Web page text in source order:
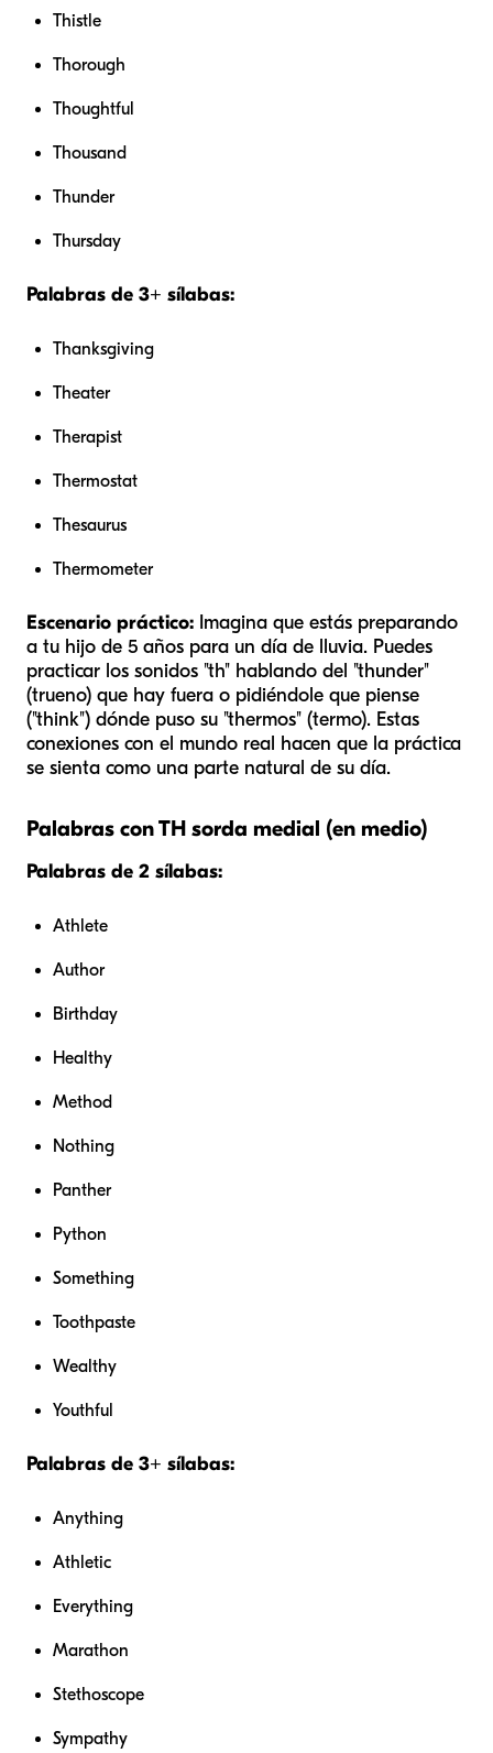
Thistle
Thorough
Thoughtful
Thousand
Thunder
Thursday
Palabras de 3+ sílabas:
Thanksgiving
Theater
Therapist
Thermostat
Thesaurus
Thermometer
Escenario práctico: Imagina que estás preparando
a tu hijo de 5 años para un día de lluvia. Puedes
practicar los sonidos "th" hablando del "thunder"
(trueno) que hay fuera o pidiéndole que piense
("think") dónde puso su "thermos" (termo). Estas
conexiones con el mundo real hacen que la práctica
se sienta como una parte natural de su día.
Palabras con TH sorda medial (en medio)
Palabras de 2 sílabas:
Athlete
Author
Birthday
Healthy
Method
Nothing
Panther
Python
Something
Toothpaste
Wealthy
Youthful
Palabras de 3+ sílabas:
Anything
Athletic
Everything
Marathon
Stethoscope
Sympathy